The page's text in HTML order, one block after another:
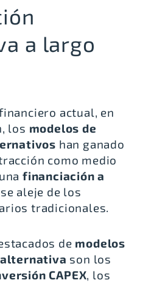
a largo
actual, en
los modelos de
han ganado
como medio
financiación a
aleje de los
tradicionales.
de modelos
son los
CAPEX, los